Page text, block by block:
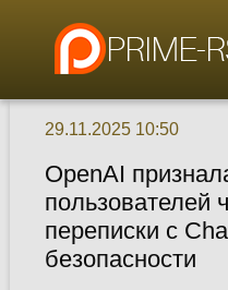
29.11.2025 10:50
OpenAI
пользователей
переписки с
безопасности